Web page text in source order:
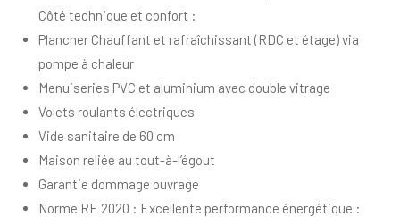
Côté technique et confort :
Plancher Chauffant et rafraîchissant (RDC et étage) via
pompe à chaleur
Menuiseries PVC et aluminium avec double vitrage
Volets roulants électriques
Vide sanitaire de 60 cm
Maison reliée au tout-à-l’égout
Garantie dommage ouvrage
Norme RE 2020 : Excellente performance énergétique :